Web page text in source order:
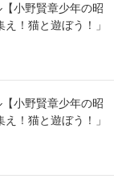
小野賢章少年の昭
！猫と遊ぼう！」
小野賢章少年の昭
！猫と遊ぼう！」